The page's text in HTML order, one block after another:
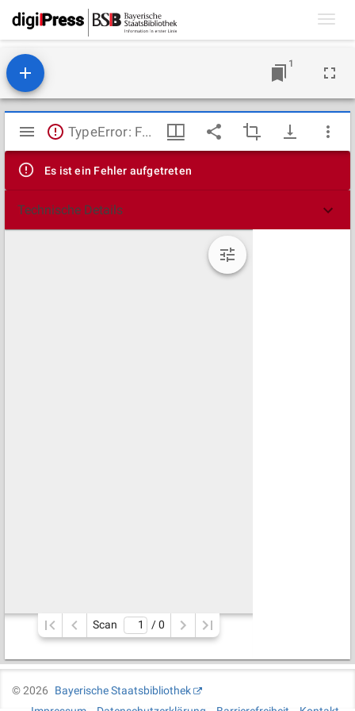
1
Mirador
Viewer
TypeError: Failed to fetch
Es ist ein Fehler aufgetreten
Technische Details
Scan / 0
©2026
Bayerische Staatsbibliothek